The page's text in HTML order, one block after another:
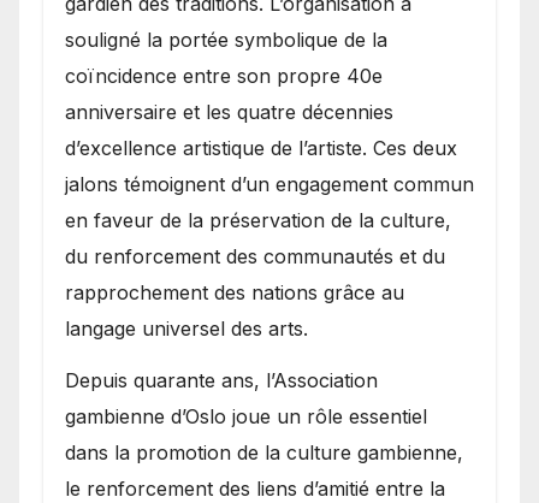
souligné la portée symbolique de la
coïncidence entre son propre 40e
anniversaire et les quatre décennies
d’excellence artistique de l’artiste. Ces deux
jalons témoignent d’un engagement commun
en faveur de la préservation de la culture,
du renforcement des communautés et du
rapprochement des nations grâce au
langage universel des arts.
​Depuis quarante ans, l’Association
gambienne d’Oslo joue un rôle essentiel
dans la promotion de la culture gambienne,
le renforcement des liens d’amitié entre la